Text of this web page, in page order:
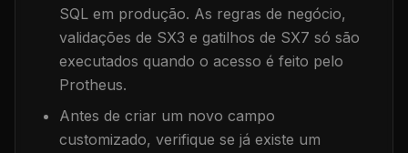
SQL em produção. As regras de negócio,
validações de SX3 e gatilhos de SX7 só são
executados quando o acesso é feito pelo
Protheus.
Antes de criar um novo campo
customizado, verifique se já existe um